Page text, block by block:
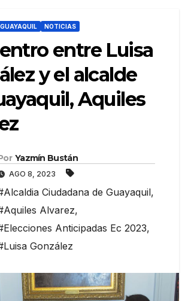
GUAYAQUIL NOTICIAS
entre Luisa
y el alcalde
Aquiles
Yazmín Bustán
AGO 8, 2023
Ciudadana de Guayaquil,
Alvarez,
Anticipadas Ec 2023,
González